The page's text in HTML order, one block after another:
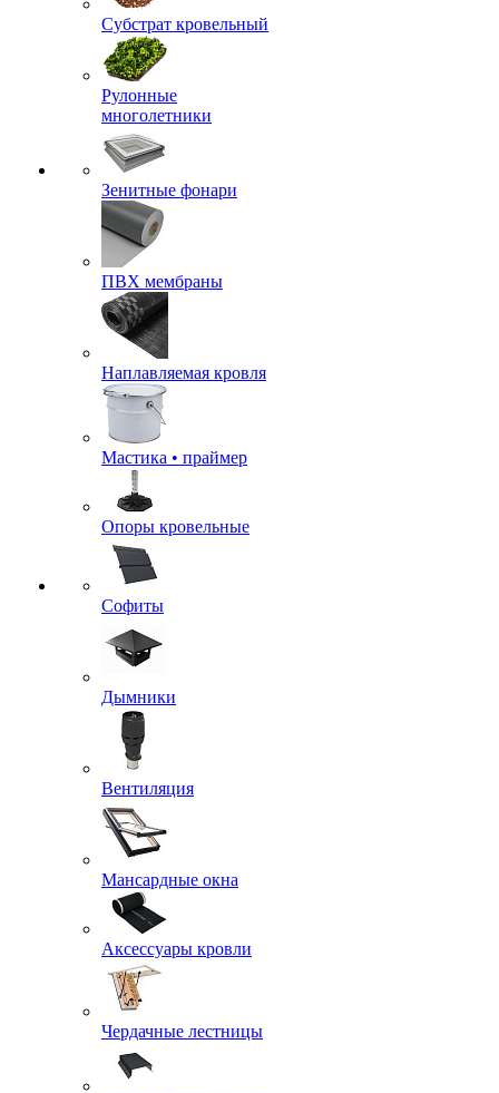
Субстрат кровельный
Рулонные
многолетники
Зенитные фонари
ПВХ мембраны
Наплавляемая кровля
Мастика • праймер
Опоры кровельные
Софиты
Дымники
Вентиляция
Мансардные окна
Аксессуары кровли
Чердачные лестницы